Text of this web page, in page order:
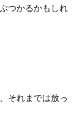
つかるかもしれ
それまでは放っ